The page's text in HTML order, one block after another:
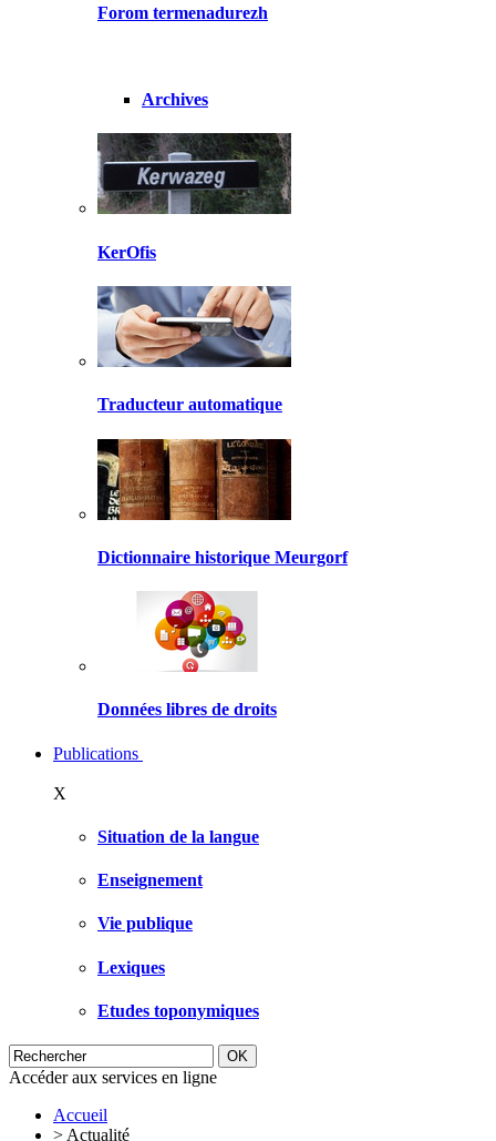
Forom termenadurezh
Archives
KerOfis
Traducteur automatique
Dictionnaire historique Meurgorf
Données libres de droits
Publications
X
Situation de la langue
Enseignement
Vie publique
Lexiques
Etudes toponymiques
Accéder aux services en ligne
Accueil
> Actualité